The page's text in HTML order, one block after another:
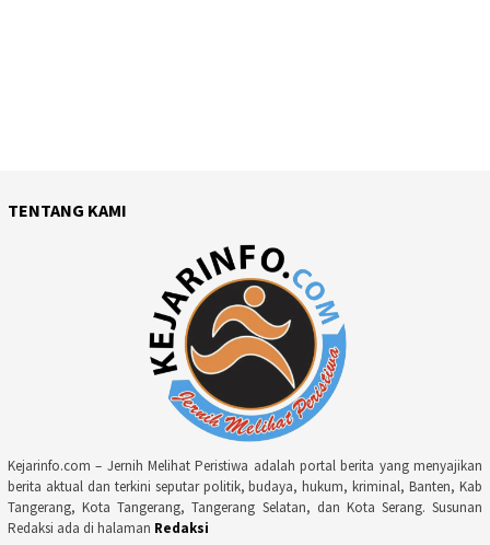
TENTANG KAMI
Kejarinfo.com – Jernih Melihat Peristiwa adalah portal berita yang menyajikan
berita aktual dan terkini seputar politik, budaya, hukum, kriminal, Banten, Kab
Tangerang, Kota Tangerang, Tangerang Selatan, dan Kota Serang. Susunan
Redaksi ada di halaman Redaksi